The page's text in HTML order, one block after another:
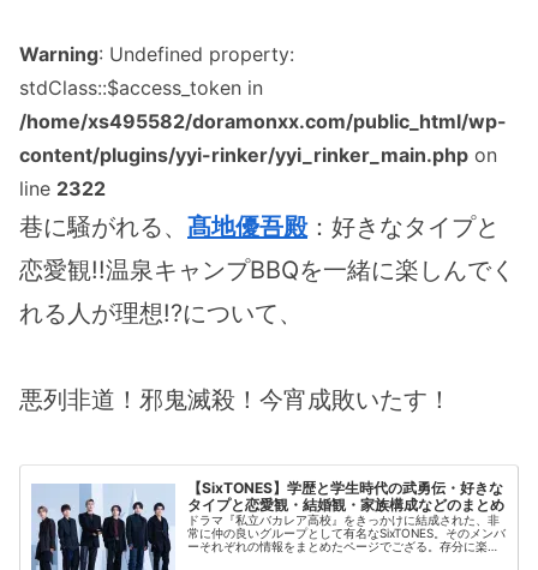
Warning: Undefined property:
stdClass::$access_token in
/home/xs495582/doramonxx.com/public_html/wp-
content/plugins/yyi-rinker/yyi_rinker_main.php on
line 2322
巷に騒がれる、 髙地優吾殿：好きなタイプと
恋愛観!!温泉キャンプBBQを一緒に楽しんでく
れる人が理想!?について、
悪列非道！邪鬼滅殺！今宵成敗いたす！
【SixTONES】学歴と学生時代の武勇伝・好きな
タイプと恋愛観・結婚観・家族構成などのまとめ
ドラマ『私立バカレア高校』をきっかけに結成された、非
常に仲の良いグループとして有名なSixTONES。そのメンバ
ーそれぞれの情報をまとめたページでござる。存分に楽し